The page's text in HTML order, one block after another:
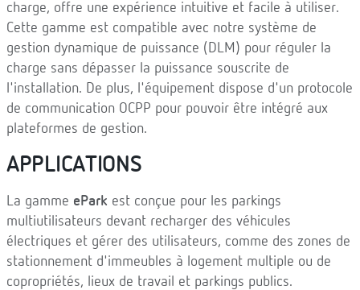
charge, offre une expérience intuitive et facile à utiliser.
Cette gamme est compatible avec notre système de
gestion dynamique de puissance (DLM) pour réguler la
charge sans dépasser la puissance souscrite de
l'installation. De plus, l'équipement dispose d'un protocole
de communication OCPP pour pouvoir être intégré aux
plateformes de gestion.
APPLICATIONS
La gamme ePark est conçue pour les parkings
multiutilisateurs devant recharger des véhicules
électriques et gérer des utilisateurs, comme des zones de
stationnement d'immeubles à logement multiple ou de
copropriétés, lieux de travail et parkings publics.